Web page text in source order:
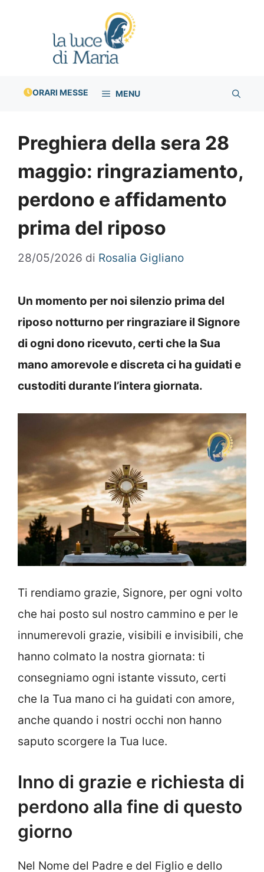
ORARI MESSE MENU
Preghiera della sera 28
maggio: ringraziamento,
perdono e affidamento
prima del riposo
28/05/2026 di Rosalia Gigliano
Un momento per noi silenzio prima del
riposo notturno per ringraziare il Signore
di ogni dono ricevuto, certi che la Sua
mano amorevole e discreta ci ha guidati e
custoditi durante l’intera giornata.
Ti rendiamo grazie, Signore, per ogni volto
che hai posto sul nostro cammino e per le
innumerevoli grazie, visibili e invisibili, che
hanno colmato la nostra giornata: ti
consegniamo ogni istante vissuto, certi
che la Tua mano ci ha guidati con amore,
anche quando i nostri occhi non hanno
saputo scorgere la Tua luce.
Inno di grazie e richiesta di
perdono alla fine di questo
giorno
Nel Nome del Padre e del Figlio e dello